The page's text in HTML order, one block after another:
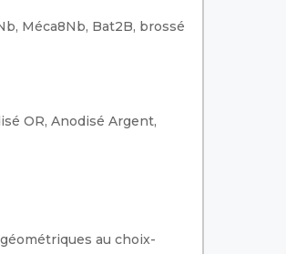
Méca8Nb, Bat2B, brossé
OR, Anodisé Argent,
au choix-